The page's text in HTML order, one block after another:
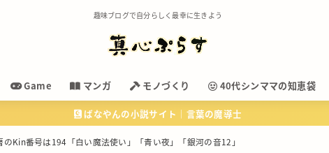
趣味ブログで自分らしく最幸に生きよう
Game マンガ モノづくり 40代シンママの知恵袋
ばなやんの小説サイト｜言葉の魔導士
のKin番号は194「白い魔法使い」「青い夜」「銀河の音12」